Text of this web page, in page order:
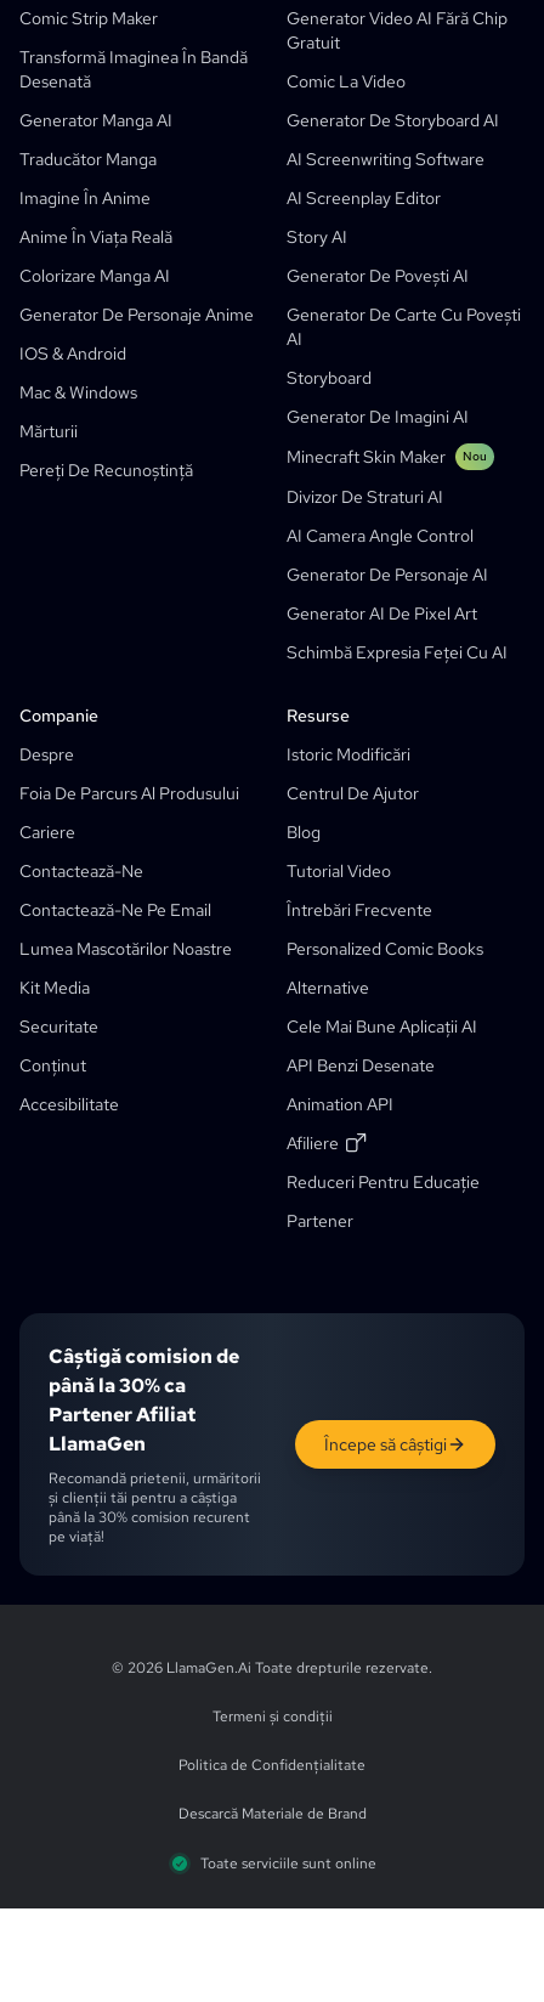
Comic Strip Maker
Transformă Imaginea În Bandă
Desenată
Generator Manga AI
Traducător Manga
Imagine În Anime
Anime În Viața Reală
Colorizare Manga AI
Generator De Personaje Anime
IOS & Android
Mac & Windows
Mărturii
Pereți De Recunoștință
Generator Video AI Fără Chip
Gratuit
Comic La Video
Generator De Storyboard AI
AI Screenwriting Software
AI Screenplay Editor
Story AI
Generator De Povești AI
Generator De Carte Cu Povești
AI
Storyboard
Generator De Imagini AI
Minecraft Skin Maker
Nou
Divizor De Straturi AI
AI Camera Angle Control
Generator De Personaje AI
Generator AI De Pixel Art
Schimbă Expresia Feței Cu AI
Companie
Despre
Foia De Parcurs Al Produsului
Cariere
Contactează-Ne
Contactează-Ne Pe Email
Lumea Mascotărilor Noastre
Kit Media
Securitate
Conținut
Accesibilitate
Resurse
Istoric Modificări
Centrul De Ajutor
Blog
Tutorial Video
Întrebări Frecvente
Personalized Comic Books
Alternative
Cele Mai Bune Aplicații AI
API Benzi Desenate
Animation API
Afiliere
Reduceri Pentru Educație
Partener
Comic La Video
Nou
Music To Video
Designer De Mișcare AI Gratuit
Video În Comic
Generator De Povești Vocale
Generator De Desene Animate AI
Transformă Imaginea În Bandă Desenată
Transformă Poza În Desen Animat
Generator Webtoon AI
Generator AI Pentru Manhwa
Generator Manga AI
Social Media Comics
Bible Comic Maker
Generator De Baloane Text Manga
Redactor AI De Povești
Imagine În Anime
Generator AI De Scenariu Manga
Filtru Imagine Alb-Negru
Colorizare Manga AI
Manga Maker
Traducător Manga
Anime În Viața Reală
Generator De Personaje Anime
Enterprise
Startup-Uri
Artă Secvențială
Replică
ElevenLabs
PuppyAgent
Graph Comics For Dynamic Graphs
Enterprise
Instrumente AI Pentru Profesori Și Elevi
Generator Video AI
Generator De Cărți Pentru Copii
Generator De Carte Cu Povești AI
Benzi Desenate Educative AI
Fluxuri Generative
Webtoons
Câștigă comision de
până la 30% ca
Partener Afiliat
LlamaGen
Recomandă prietenii, urmăritorii
și clienții tăi pentru a câștiga
până la 30% comision recurent
pe viață!
Începe să câștigi
© 2026 LlamaGen.Ai Toate drepturile rezervate.
Termeni și condiții
Politica de Confidențialitate
Descarcă Materiale de Brand
Toate serviciile sunt online